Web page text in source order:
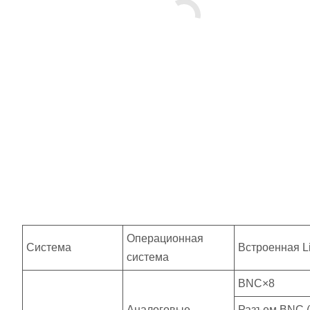
Система
Операционная
система
Встроенная
BNC×8